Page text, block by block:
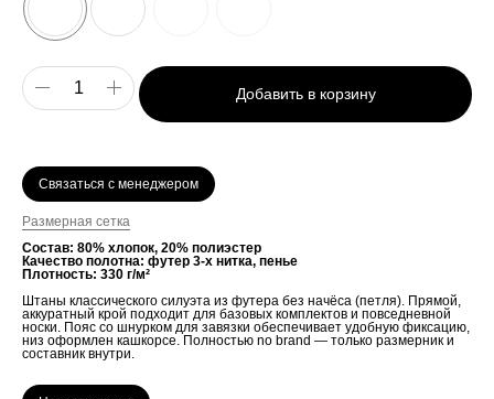
Добавить в корзину
Связаться с менеджером
Размерная сетка
Состав: 80% хлопок, 20% полиэстер
Качество полотна: футер 3-х нитка, пенье
Плотность: 330 г/м²
Штаны классического силуэта из футера без начёса (петля). Прямой,
аккуратный крой подходит для базовых комплектов и повседневной
носки. Пояс со шнурком для завязки обеспечивает удобную фиксацию,
низ оформлен кашкорсе. Полностью no brand — только размерник и
составник внутри.